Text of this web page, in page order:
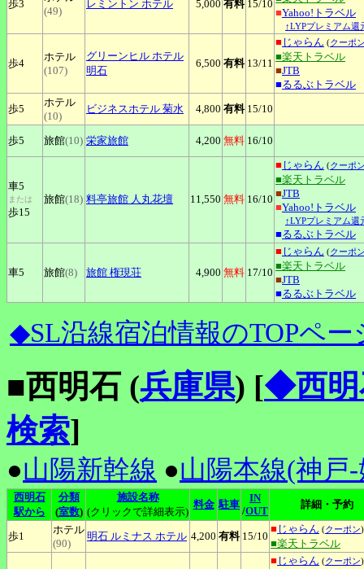
歩3
(49)
レミントン ホテル 5,000 有料 15/10
■Yahoo!トラベル
↑LYPプレミアム還
歩4
ホテル
(107)
グリーンヒル ホテル
明石
6,500 有料 13/11
■ じゃらん (クーポ
■楽天トラベル
■JTB
■るるぶトラベル
歩5
ホテル
(10)
ビジネスホテル 菊水 4,800 有料 15/10
歩5 旅館(10) 栄家旅館 4,200 無料 16/10
車5
または
歩15
旅館(18) 料亭旅館 人丸花壇 11,550 無料 16/10
■ じゃらん (クーポ
■楽天トラベル
■JTB
■Yahoo!トラベル
↑LYPプレミアム還
■るるぶトラベル
車5 旅館(8) 旅館 権現荘 4,900 無料 17/10
■ じゃらん (クーポ
■楽天トラベル
■JTB
■るるぶトラベル
◆SL沿線宿泊情報のTOPペー
■西明石 (兵庫県) [◆西明
検索]
●山陽新幹線 ●山陽本線(神戸
西明石
駅から
分類
(室数)
施設名称
(クリックで詳細表示)
料金 駐車
IN
/OUT
詳細・予約
歩1
ホテル
(90)
明石 ルミナス ホテル 4,200 有料 15/10
■ じゃらん (クーポン)
■楽天トラベル
■ じゃらん (クーポン)